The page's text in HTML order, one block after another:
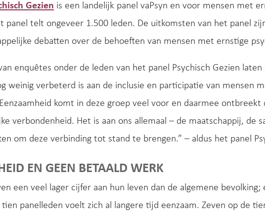
Gezien is een landelijk panel vaPsyn en voor mensen met
panel telt ongeveer 1.500 leden. De uitkomsten van het panel
debatten over de behoeften van mensen met ernstige
enquêtes onder de leden van het panel Psychisch Gezien
weinig verbeterd is aan de inclusie en participatie van mensen
komt in deze groep veel voor en daarmee ontbreekt
verbondenheid. Het is aan ons allemaal – de maatschappij, de
om deze verbinding tot stand te brengen.” – aldus het panel
EN GEEN BETAALD WERK
een veel lager cijfer aan hun leven dan de algemene
panelleden voelt zich al langere tijd eenzaam. Zeven op de